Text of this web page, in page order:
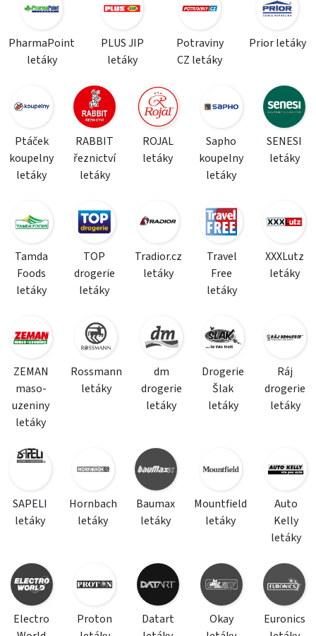
PharmaPoint
letáky
PLUS JIP
letáky
Potraviny
CZ letáky
Prior letáky
Ptáček
koupelny
letáky
RABBIT
řeznictví
letáky
ROJAL
letáky
Sapho
koupelny
letáky
SENESI
letáky
Tamda
Foods
letáky
TOP
drogerie
letáky
Tradior.cz
letáky
Travel
Free
letáky
XXXLutz
letáky
ZEMAN
maso-
uzeniny
letáky
Rossmann
letáky
dm
drogerie
letáky
Drogerie
Šlak
letáky
Ráj
drogerie
letáky
SAPELI
letáky
Hornbach
letáky
Baumax
letáky
Mountfield
letáky
Auto
Kelly
letáky
Electro
Proton
Datart
Okay
Euronics